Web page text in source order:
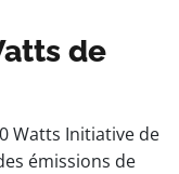
de
Watts Initiative de
émissions de